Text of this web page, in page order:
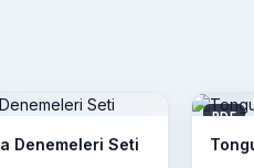
Denemeleri Seti
PDF